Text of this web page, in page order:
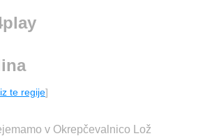
te regije]
v Okrepčevalnico Lož